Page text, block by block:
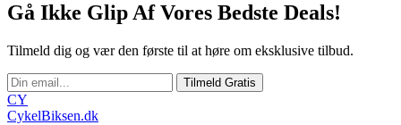
Gå Ikke Glip Af Vores Bedste Deals!
Tilmeld dig og vær den første til at høre om eksklusive tilbud.
Tilmeld Gratis
CY
CykelBiksen.dk